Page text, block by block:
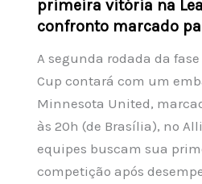
primeira vitória na
confronto marcado
A segunda rodada da
Cup contará com um
Minnesota United,
às 20h (de Brasília), no
equipes buscam sua
competição após